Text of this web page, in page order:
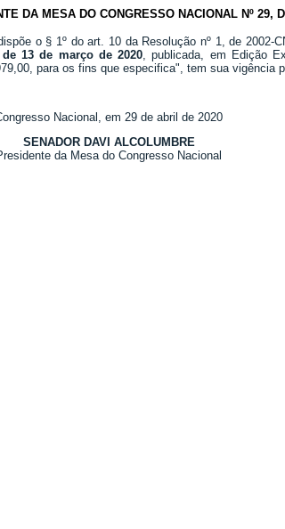
DA MESA DO CONGRESSO NACIONAL Nº 29,
o § 1º do art. 10 da Resolução nº 1, de
13 de março de 2020, publicada, em Edição
para os fins que especifica", tem sua vigência
Nacional, em 29 de abril de 2020
SENADOR DAVI ALCOLUMBRE
da Mesa do Congresso Nacional